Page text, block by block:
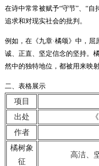
在诗中常常被赋予“守节”、“
追求和对现实社会的批判。
例如，在《九章·橘颂》中，
诚、正直、坚定信念的坚持。
然中的独特地位，都被用来映
二、表格展示
项目
出处
作者
橘树象
征
高洁、